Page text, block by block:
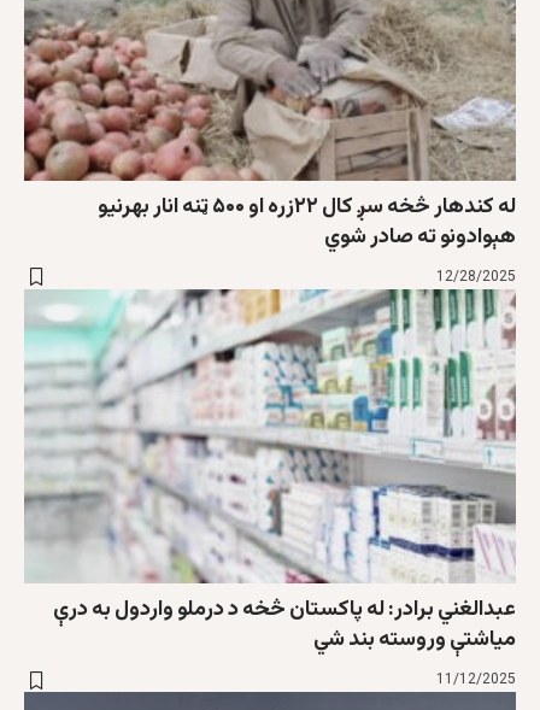
له کندهار څخه سږ کال ۲۲زره او ۵۰۰ ټنه انار بهرنيو
هېوادونو ته صادر شوي
12/28/2025
عبدالغني برادر: له پاکستان څخه د درملو واردول به درې
میاشتې وروسته بند شي
11/12/2025